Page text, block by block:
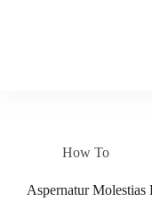
How To
Aspernatur Molestias